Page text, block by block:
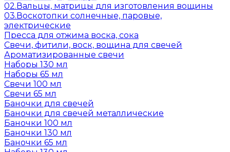
02.Вальцы, матрицы для изготовления вощины
03.Воскотопки солнечные, паровые,
электрические
Пресса для отжима воска, сока
Свечи, фитили, воск, вощина для свечей
Ароматизированные свечи
Наборы 130 мл
Наборы 65 мл
Свечи 100 мл
Свечи 65 мл
Баночки для свечей
Баночки для свечей металлические
Баночки 100 мл
Баночки 130 мл
Баночки 65 мл